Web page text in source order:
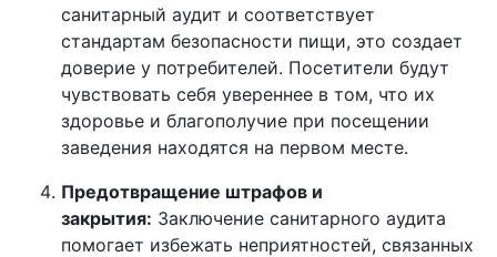
санитарный аудит и соответствует
стандартам безопасности пищи, это создает
доверие у потребителей. Посетители будут
чувствовать себя увереннее в том, что их
здоровье и благополучие при посещении
заведения находятся на первом месте.
Предотвращение штрафов и
закрытия: Заключение санитарного аудита
помогает избежать неприятностей, связанных